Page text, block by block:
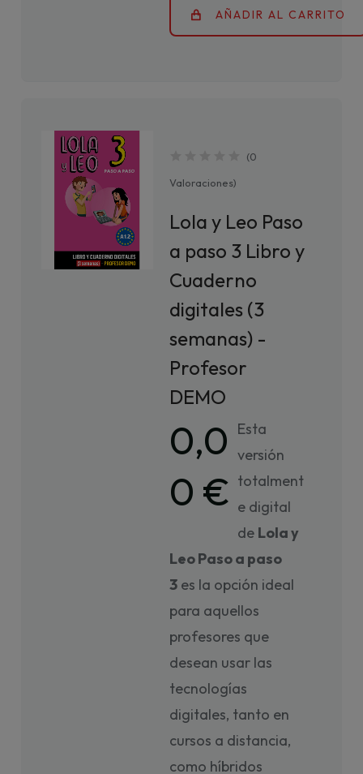
AÑADIR AL CARRITO
(0
Valoraciones)
Lola y Leo Paso
a paso 3 Libro y
Cuaderno
digitales (3
semanas) -
Profesor
DEMO
0,0
0 €
Esta
versión
totalment
e digital
de Lola y
Leo Paso a paso
3 es la opción ideal
para aquellos
profesores que
desean usar las
tecnologías
digitales, tanto en
cursos a distancia,
como híbridos